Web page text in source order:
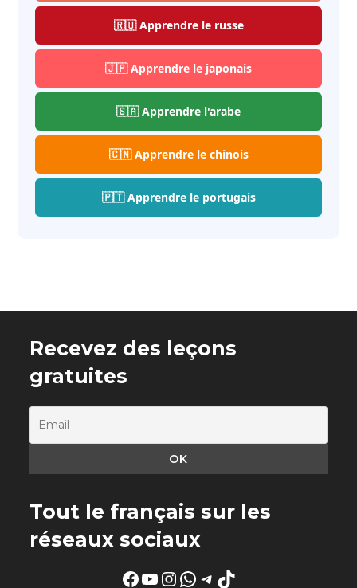
🇷🇺 Apprendre le russe
🇯🇵 Apprendre le japonais
🇸🇦 Apprendre l'arabe
🇨🇳 Apprendre le chinois
🇵🇹 Apprendre le portugais
Recevez des leçons
gratuites
Tout le français sur les
réseaux sociaux
Facebook
YouTube
Instagram
WhatsApp
Telegram
TikTok